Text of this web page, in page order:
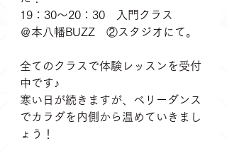
19：30～20：30　入門クラス
＠本八幡BUZZ　②スタジオにて。
全てのクラスで体験レッスンを受付
中です♪
寒い日が続きますが、ベリーダンス
でカラダを内側から温めていきまし
ょう！